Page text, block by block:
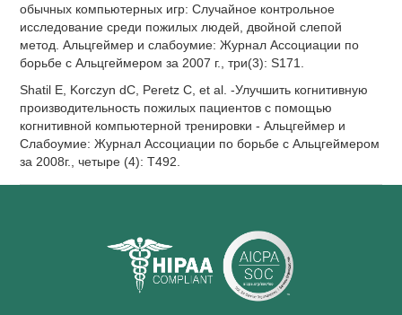
обычных компьютерных игр: Случайное контрольное
исследование среди пожилых людей, двойной слепой
метод. Альцгеймер и слабоумие: Журнал Ассоциации по
борьбе с Альцгеймером за 2007 г., три(3): S171.
Shatil E, Korczyn dC, Peretz C, et al. -Улучшить когнитивную
производительность пожилых пациентов с помощью
когнитивной компьютерной тренировки - Альцгеймер и
Слабоумие: Журнал Ассоциации по борьбе с Альцгеймером
за 2008г., четыре (4): T492.